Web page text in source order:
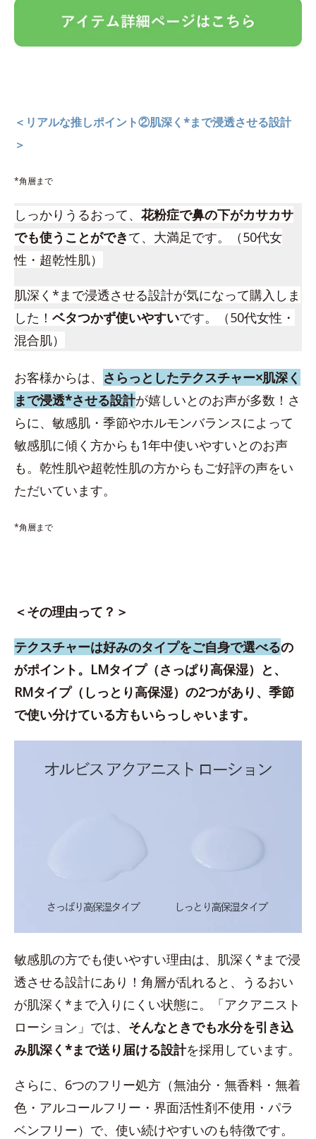
＜リアルな推しポイント②肌深く*まで浸透させる設計
＞
*角層まで
しっかりうるおって、 花粉症で鼻の下がカサカサ
でも使うことができて、大満足です。（50代女
性・超乾性肌）
肌深く*まで浸透させる設計が気になって購入しま
した！ ベタつかず使いやすいです。（50代女性・
混合肌）
お客様からは、 さらっとしたテクスチャー×肌深く
まで浸透*させる設計が嬉しいとのお声が多数！さ
らに、敏感肌・季節やホルモンバランスによって
敏感肌に傾く方からも1年中使いやすいとのお声
も。乾性肌や超乾性肌の方からもご好評の声をい
ただいています。
*角層まで
＜その理由って？＞
テクスチャーは好みのタイプをご自身で選べるの
がポイント。LMタイプ（さっぱり高保湿）と、
RMタイプ（しっとり高保湿）の2つがあり、季節
で使い分けている方もいらっしゃいます。
敏感肌の方でも使いやすい理由は、肌深く*まで浸
透させる設計にあり！角層が乱れると、うるおい
が肌深く*まで入りにくい状態に。「アクアニスト
ローション」では、 そんなときでも水分を引き込
み肌深く*まで送り届ける設計を採用しています。
さらに、6つのフリー処方（無油分・無香料・無着
色・アルコールフリー・界面活性剤不使用・パラ
ベンフリー）で、使い続けやすいのも特徴です。